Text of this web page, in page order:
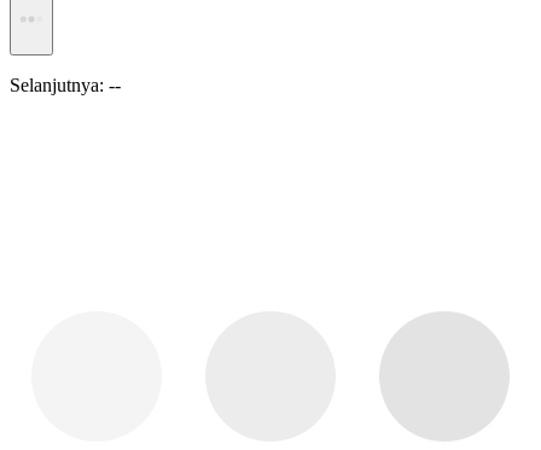
Selanjutnya: --